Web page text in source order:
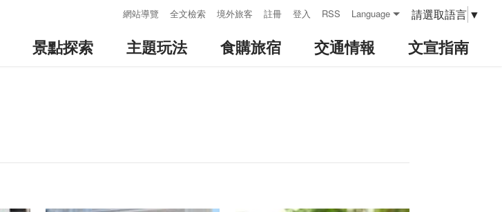
網站導覽 全文檢索 境外旅客 註冊 登入 RSS Language 請選取語言 ▼
景點探索 主題玩法 食購旅宿 交通情報 文宣指南